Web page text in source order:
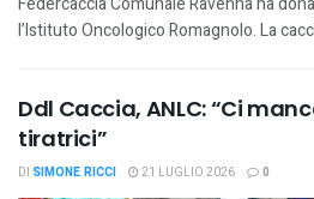
l’Istituto Oncologico Romagnolo. La
Ddl Caccia, ANLC: “Ci
tiratrici”
DI SIMONE RICCI 21 LUGLIO 2026 0